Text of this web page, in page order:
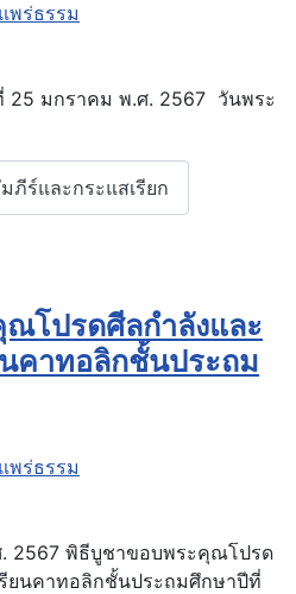
พร่ธรรม
มกราคม พ.ศ. 2567 วันพระ
ภีร์และกระแสเรียก
โปรดศีลกำลังและ
คาทอลิกชั้นประถม
พร่ธรรม
2567 พิธีบูชาขอบพระคุณโปรด
ยนคาทอลิกชั้นประถมศึกษาปีที่